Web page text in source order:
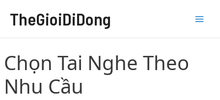
TheGioiDiDong
Chọn Tai Nghe Theo
Nhu Cầu